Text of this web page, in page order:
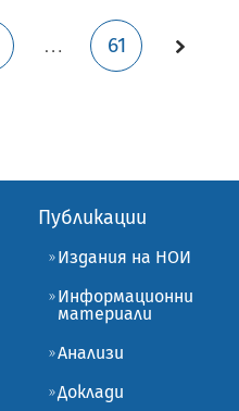
… 61
Публикации
Издания на НОИ
Информационни
материали
Анализи
Доклади